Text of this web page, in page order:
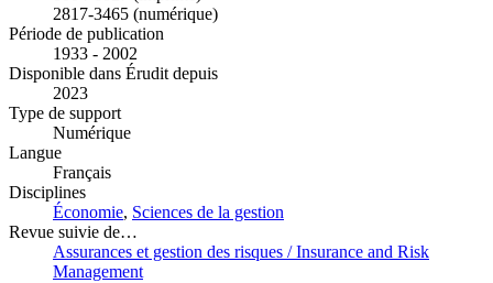
2817-3465 (numérique)
Période de publication
1933 - 2002
Disponible dans Érudit depuis
2023
Type de support
Numérique
Langue
Français
Disciplines
Économie, Sciences de la gestion
Revue suivie de…
Assurances et gestion des risques / Insurance and Risk
Management